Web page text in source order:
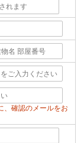
、確認のメールをお